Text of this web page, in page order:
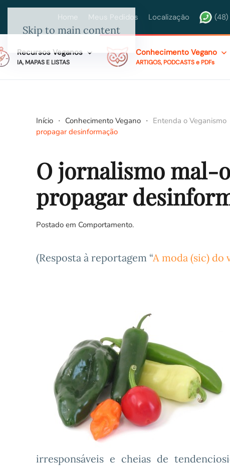
Skip to main content
Home Meus Pedidos Localização (48)
Recursos Veganos
IA, MAPAS E LISTAS
Conhecimento Vegano
ARTIGOS, PODCASTS e PDFs
Início Conhecimento Vegano Entenda o Veganismo
propagar desinformação
O jornalismo mal-
propagar
Postado em Comportamento.
(Resposta à reportagem “A moda (sic) do
irresponsáveis e cheias de